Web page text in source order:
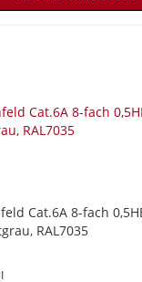
Cat.6A 8-fach
RAL7035